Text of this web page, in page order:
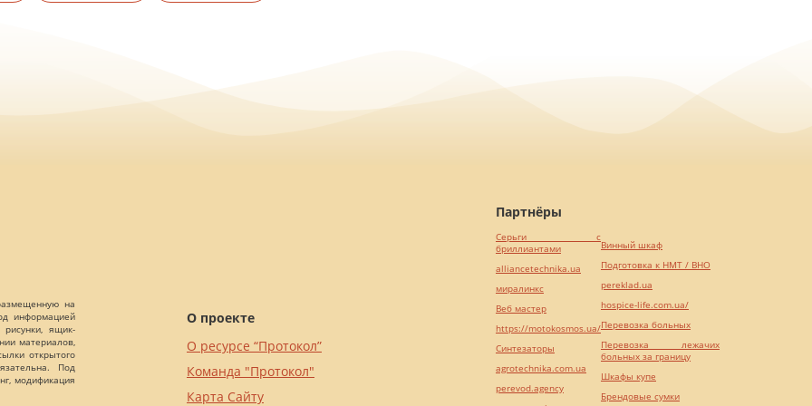
на
информацией
рисунки, ящик-
материалов,
открытого
Под
модификация
О проекте
О ресурсе “Протокол”
Команда "Протокол"
Карта Сайту
Партнёры
Серьги с
бриллиантами
alliancetechnika.ua
миралинкс
Веб мастер
https://motokosmos.ua/
Синтезаторы
agrotechnika.com.ua
perevod.agency
Винный шкаф
Подготовка к НМТ / ВНО
pereklad.ua
hospice-life.com.ua/
Перевозка больных
Перевозка лежачих
больных за границу
Шкафы купе
Брендовые сумки